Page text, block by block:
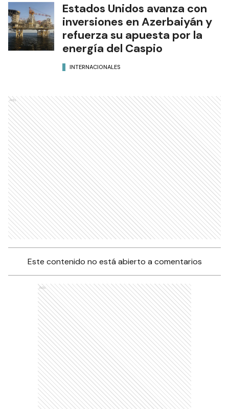
Estados Unidos avanza con
inversiones en Azerbaiyán y
refuerza su apuesta por la
energía del Caspio
INTERNACIONALES
Ads
Este contenido no está abierto a comentarios
Ads